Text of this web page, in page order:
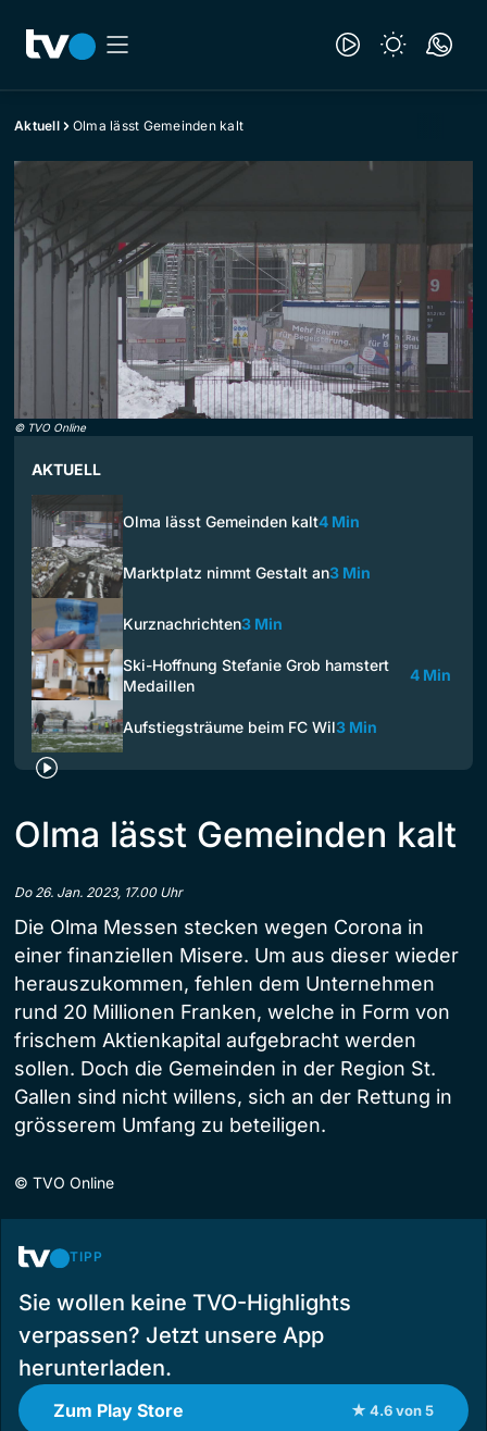
Aktuell Olma lässt Gemeinden kalt
© TVO Online
AKTUELL
Olma lässt Gemeinden kalt4 Min
Marktplatz nimmt Gestalt an3 Min
Kurznachrichten3 Min
Ski-Hoffnung Stefanie Grob hamstert
Medaillen
4 Min
Aufstiegsträume beim FC Wil3 Min
Olma lässt Gemeinden kalt
Do 26. Jan. 2023, 17.00 Uhr
Die Olma Messen stecken wegen Corona in
einer finanziellen Misere. Um aus dieser wieder
herauszukommen, fehlen dem Unternehmen
rund 20 Millionen Franken, welche in Form von
frischem Aktienkapital aufgebracht werden
sollen. Doch die Gemeinden in der Region St.
Gallen sind nicht willens, sich an der Rettung in
grösserem Umfang zu beteiligen.
© TVO Online
TIPP
Sie wollen keine TVO-Highlights
verpassen? Jetzt unsere App
herunterladen.
Zum Play Store ★ 4.6 von 5